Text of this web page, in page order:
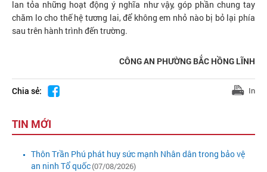
lan tỏa những hoạt động ý nghĩa như vậy, góp phần chung tay
chăm lo cho thế hệ tương lai, để không em nhỏ nào bị bỏ lại phía
sau trên hành trình đến trường.
CÔNG AN PHƯỜNG BẮC HỒNG LĨNH
Chia sẻ: In
TIN MỚI
Thôn Trần Phú phát huy sức mạnh Nhân dân trong bảo vệ
an ninh Tổ quốc(07/08/2026)